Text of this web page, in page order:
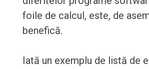
foile de calcul, este, de
benefică.
Iată un exemplu de listă de